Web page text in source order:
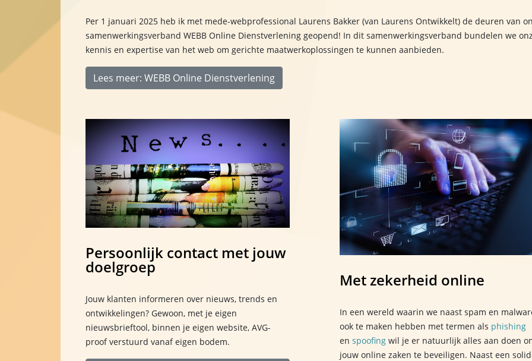
Per 1 januari 2025 heb ik met mede-webprofessional Laurens Bakker (van Laurens Ontwikkelt) de deuren van
samenwerkingsverband WEBB Online Dienstverlening geopend! In dit samenwerkingsverband bundelen we
kennis en expertise van het web om gerichte maatwerkoplossingen te kunnen aanbieden.
Lees meer: WEBB Online Dienstverlening
Persoonlijk contact met jouw
doelgroep
Jouw klanten informeren over nieuws, trends en
ontwikkelingen? Gewoon, met je eigen
nieuwsbrieftool, binnen je eigen website, AVG-
proof verstuurd vanaf eigen bodem.
Met zekerheid online
In een wereld waarin we naast spam en
ook te maken hebben met termen als phishing
en spoofingwil je er natuurlijk alles aan doen
jouw online zaken te beveiligen. Naast een